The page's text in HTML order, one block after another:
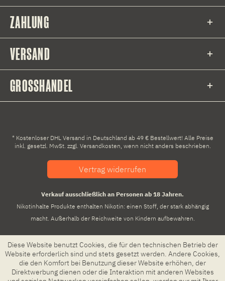
ZAHLUNG
VERSAND
GROSSHANDEL
* Kostenloser DHL Versand in Deutschland ab 49 € Bestellwert! Alle Preise
inkl. gesetzl. MwSt. zzgl. Versandkosten, wenn nicht anders beschrieben.
Vertrag widerrufen
Verkauf ausschließlich an Personen ab 18 Jahren.
Nikotinhalte Produkte enthalten Nikotin: einen Stoff, der stark abhängig
macht. Außerhalb der Reichweite von Kindern aufbewahren.
Diese Website benutzt Cookies, die für den technischen Betrieb der
Website erforderlich sind und stets gesetzt werden. Andere Cookies,
die den Komfort bei Benutzung dieser Website erhöhen, der
Direktwerbung dienen oder die Interaktion mit anderen Websites